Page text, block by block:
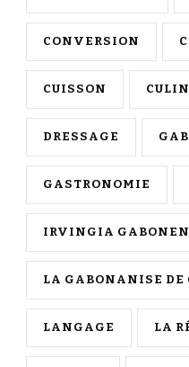
CONVERSION
CUISSON
DRESSAGE
GASTRONOMIE
IRVINGIA
LA GABONANISE DE
LANGAGE LA